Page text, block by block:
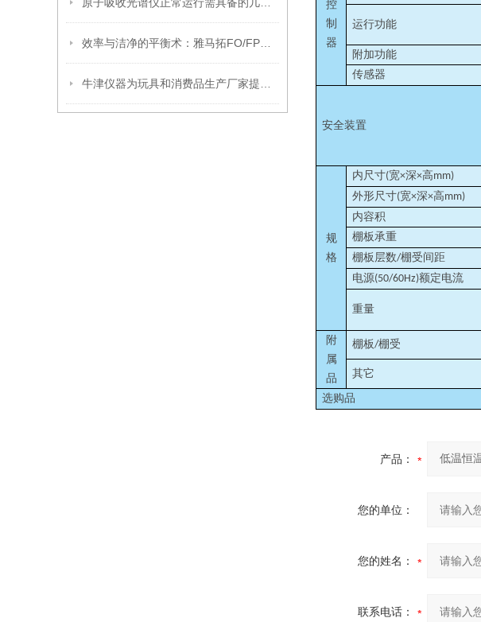
控
制
器
运行功能
附加功能
传感器
安全装置
规
格
内尺寸(宽×深×高mm)
外形尺寸(宽×深×高mm)
内容积
棚板承重
棚板层数/棚受间距
电源(50/60Hz)额定电流
重量
附
属
品
棚板/棚受
其它
选购品
产品：
您的单位：
您的姓名：
联系电话：